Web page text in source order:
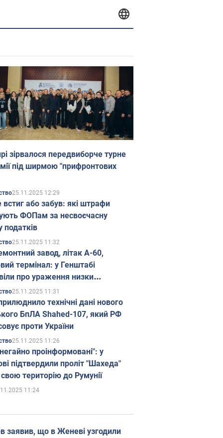
зірвалося передвиборче турне
під ширмою "прифронтових
25.11.2025 12:29
встиг або забув: які штрафи
ФОПам за несвоєчасну
податків
25.11.2025 11:32
завод, літак А-60,
термінал: у Генштабі
про ураження низки
об'єктів Росії
25.11.2025 11:31
технічні дані нового
БпЛА Shahed-107, який РФ
проти України
25.11.2025 11:26
проінформовані": у
підтвердили проліт "Шахеда"
територію до Румунії
11:24
заявив, що в Женеві узгодили